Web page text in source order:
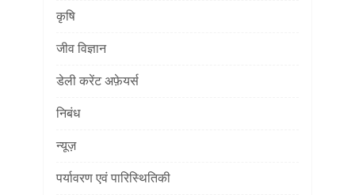
कृषि
जीव विज्ञान
डेली करेंट अफ़ेयर्स
निबंध
न्यूज़
पर्यावरण एवं पारिस्थितिकी